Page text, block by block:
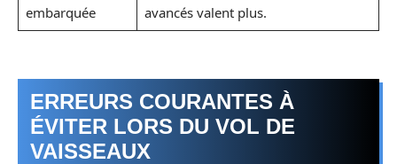
embarquée
avancés valent plus.
ERREURS COURANTES À
ÉVITER LORS DU VOL DE
VAISSEAUX